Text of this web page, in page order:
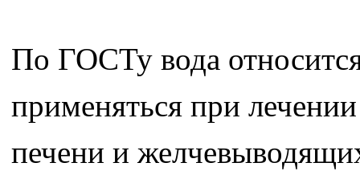
По ГОСТу вода
применяться при
печени и